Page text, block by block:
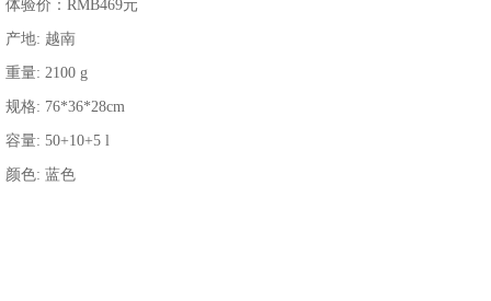
体验价：RMB469元
产地: 越南
重量: 2100 g
规格: 76*36*28cm
容量: 50+10+5 l
颜色: 蓝色